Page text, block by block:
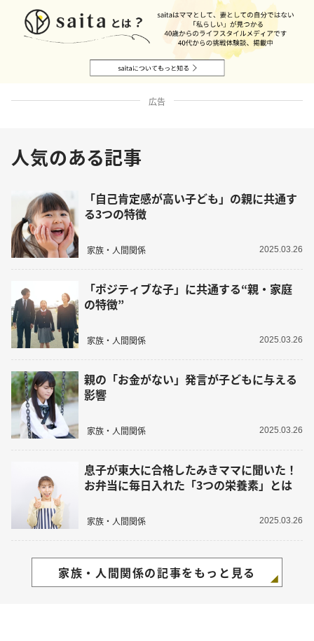
広告
人気のある記事
「自己肯定感が高い子ども」の親に共通す
る3つの特徴
家族・人間関係 2025.03.26
「ポジティブな子」に共通する“親・家庭
の特徴”
家族・人間関係 2025.03.26
親の「お金がない」発言が子どもに与える
影響
家族・人間関係 2025.03.26
息子が東大に合格したみきママに聞いた！
お弁当に毎日入れた「3つの栄養素」とは
家族・人間関係 2025.03.26
家族・人間関係の記事をもっと見る